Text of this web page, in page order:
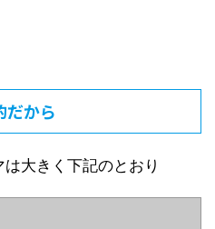
だから
大きく下記のとおり